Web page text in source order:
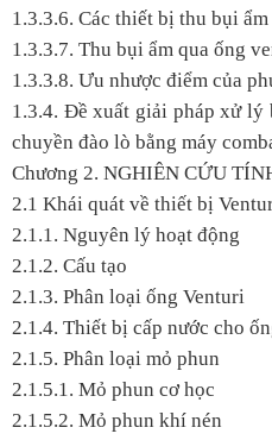
1.3.3.6. Các thiết bị thu bụi
1.3.3.7. Thu bụi ẩm qua ống
1.3.3.8. Ưu nhược điểm của
1.3.4. Đề xuất giải pháp xử
chuyền đào lò bằng máy
Chương 2. NGHIÊN CỨU
2.1 Khái quát về thiết bị
2.1.1. Nguyên lý hoạt động
2.1.2. Cấu tạo
2.1.3. Phân loại ống Venturi
2.1.4. Thiết bị cấp nước cho
2.1.5. Phân loại mỏ phun
2.1.5.1. Mỏ phun cơ học
2.1.5.2. Mỏ phun khí nén